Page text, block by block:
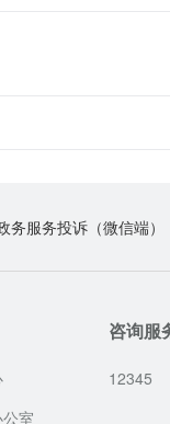
务服务投诉（微信端）
室
咨询服
12345